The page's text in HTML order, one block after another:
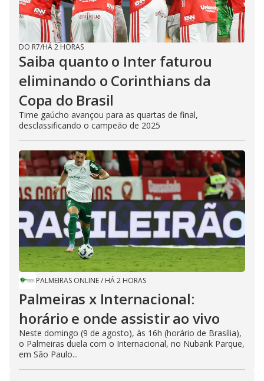
DO R7/HÁ 2 HORAS
Saiba quanto o Inter faturou
eliminando o Corinthians da
Copa do Brasil
Time gaúcho avançou para as quartas de final,
desclassificando o campeão de 2025
PALMEIRAS ONLINE/ HÁ 2 HORAS
Palmeiras x Internacional:
horário e onde assistir ao vivo
Neste domingo (9 de agosto), às 16h (horário de Brasília),
o Palmeiras duela com o Internacional, no Nubank Parque,
em São Paulo...